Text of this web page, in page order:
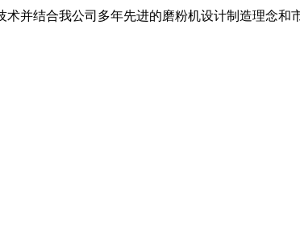
并结合我公司多年先进的磨粉机设计制造理念和